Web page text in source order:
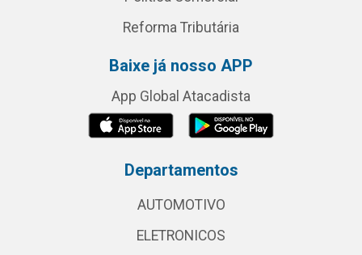
Reforma Tributária
Baixe já nosso APP
App Global Atacadista
Departamentos
AUTOMOTIVO
ELETRONICOS